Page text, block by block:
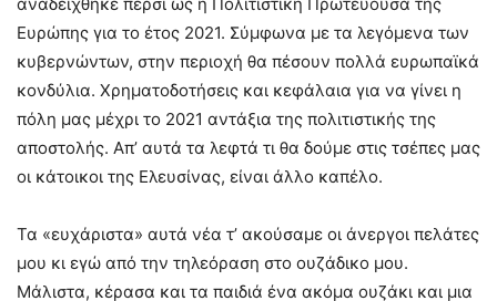
Ευρώπης για το έτος 2021. Σύμφωνα με τα λεγόμενα των
κυβερνώντων, στην περιοχή θα πέσουν πολλά ευρωπαϊκά
κονδύλια. Χρηματοδοτήσεις και κεφάλαια για να γίνει η
πόλη μας μέχρι το 2021 αντάξια της πολιτιστικής της
αποστολής. Απ’ αυτά τα λεφτά τι θα δούμε στις τσέπες μας
οι κάτοικοι της Ελευσίνας, είναι άλλο καπέλο.
Τα «ευχάριστα» αυτά νέα τ’ ακούσαμε οι άνεργοι πελάτες
μου κι εγώ από την τηλεόραση στο ουζάδικο μου.
Μάλιστα, κέρασα και τα παιδιά ένα ακόμα ουζάκι και μια